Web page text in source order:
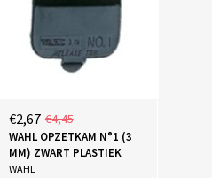
€2,67 €4,45
WAHL OPZETKAM N°1 (3
MM) ZWART PLASTIEK
WAHL